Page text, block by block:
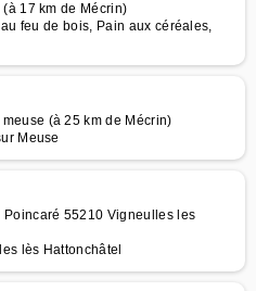
17 km de Mécrin)
feu de bois, Pain aux céréales,
(à 25 km de Mécrin)
Meuse
55210 Vigneulles les
lès Hattonchâtel